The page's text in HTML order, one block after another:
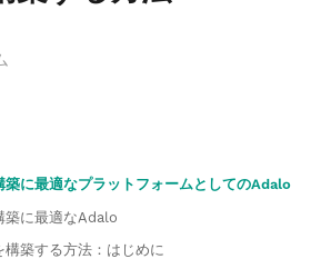
築に最適なプラットフォームとしてのAdalo
築に最適なAdalo
築する方法：はじめに